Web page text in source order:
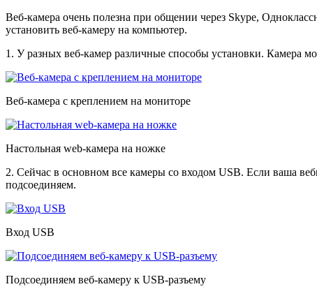
Веб-камера очень полезна при общении через Skype,
установить веб-камеру на компьютер.
1. У разных веб-камер различные способы установки. Камера
Веб-камера с креплением на мониторе
Настольная web-камера на ножке
2. Сейчас в основном все камеры со входом USB. Если ваша
подсоединяем.
Вход USB
Подсоединяем веб-камеру к USB-разъему